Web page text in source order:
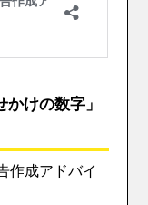
けの数字」
作成アドバイ